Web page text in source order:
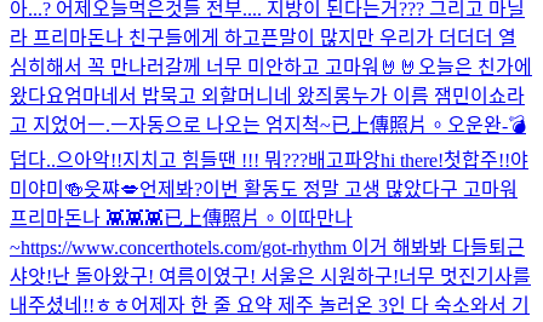
아...? 어제오늘먹은것들 전부.... 지방이 된다는거??? 그리고 마닐
라 프리마돈나 친구들에게 하고픈말이 많지만 우리가 더더더 열
심히해서 꼭 만나러갈께 너무 미안하고 고마워🤘🤘 오늘은 친가에
왔다요엄마네서 밥묵고 외할머니네 왔즤롱누가 이름 잼민이쇼라
고 지었어ㅡ.ㅡ자동으로 나오는 엄지척~已上傳照片。 오운완-💣
덥다..으아악!!지치고 힘들땐 !!! 뭐???배고파앙hi there!첫합주!!야
미야미🍻읏쨔💋언제봐?이번 활동도 정말 고생 많았다구 고마워
프리마돈나 👾👾👾已上傳照片。 이따만나
~https://www.concerthotels.com/got-rhythm 이거 해봐봐 다들퇴근
샤앗!난 돌아왔구! 여름이였구! 서울은 시원하구!너무 멋진기사를
내주셨네!!ㅎㅎ어제자 한 줄 요약 제주 놀러온 3인 다 숙소와서 기